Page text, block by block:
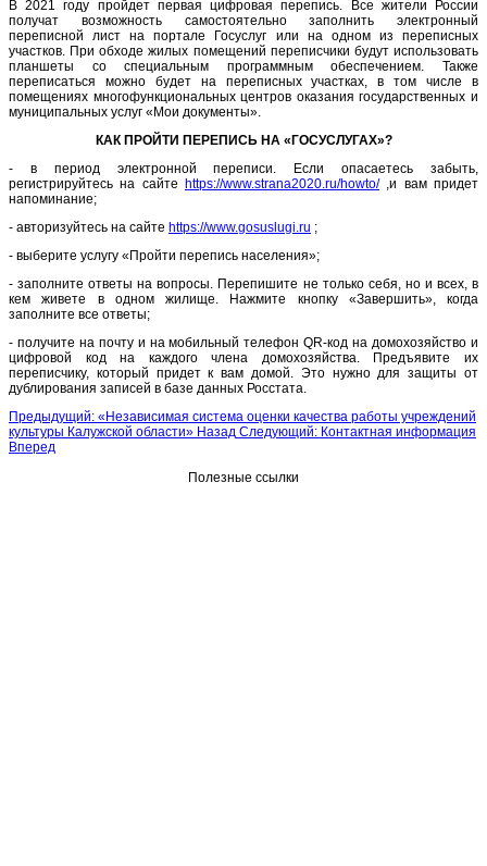
В 2021 году пройдет первая цифровая перепись. Все жители России
получат возможность самостоятельно заполнить электронный
переписной лист на портале Госуслуг или на одном из переписных
участков. При обходе жилых помещений переписчики будут использовать
планшеты со специальным программным обеспечением. Также
переписаться можно будет на переписных участках, в том числе в
помещениях многофункциональных центров оказания государственных и
муниципальных услуг «Мои документы».
КАК ПРОЙТИ ПЕРЕПИСЬ НА «ГОСУСЛУГАХ»?
- в период электронной переписи. Если опасаетесь забыть,
регистрируйтесь на сайте https://www.strana2020.ru/howto/,и вам придет
напоминание;
- авторизуйтесь на сайте https://www.gosuslugi.ru ;
- выберите услугу «Пройти перепись населения»;
- заполните ответы на вопросы. Перепишите не только себя, но и всех, в
кем живете в одном жилище. Нажмите кнопку «Завершить», когда
заполните все ответы;
- получите на почту и на мобильный телефон QR-код на домохозяйство и
цифровой код на каждого члена домохозяйства. Предъявите их
переписчику, который придет к вам домой. Это нужно для защиты от
дублирования записей в базе данных Росстата.
Предыдущий: «Независимая система оценки качества работы учреждений
культуры Калужской области» Назад Следующий: Контактная информация
Вперед
Полезные ссылки